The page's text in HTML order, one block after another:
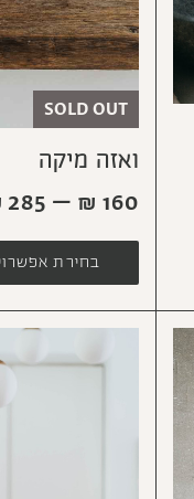
SOLD OUT
ואזה מיקה
₪ 160
–
285
בחירת